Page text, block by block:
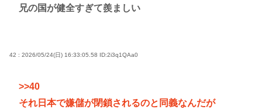
兄の国が健全すぎて羨ましい
42 : 2026/05/24(日) 16:33:05.58 ID:2i3q1QAa0
>>40
それ日本で嫌儲が閉鎖されるのと同義なんだが